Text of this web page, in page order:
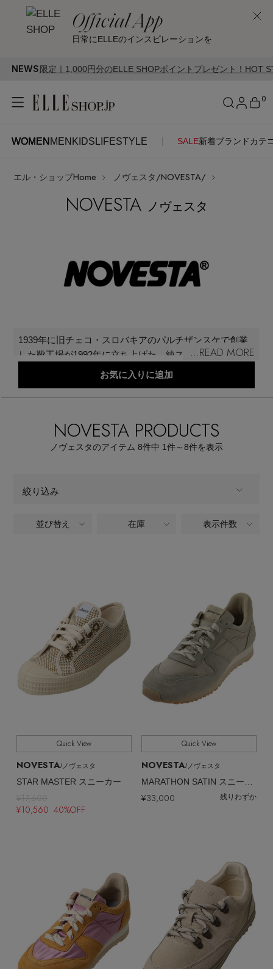
Official App
日常にELLEのインスピレーションを
NEWS
定｜1,000円分のELLE SHOPポイントプレゼント！HOT STYLE
WOMEN MEN KIDS LIFESTYLE SALE新着ブランド カテ
0
WOMENMENKIDSLIFESTYLE
再入荷アイテム
ブランド
【予約】新作ウェアをチェック
【CFCL】注目のPOP-UP
【レース】上品な透け感
【雨の日】急な雨対策グッズ
【限定】ここでしか買えないアイテム
『ELLE』最新号掲載
アイテム一覧
SALE
すべてのウェア
ブラウス・シャツ
カットソー・Tシャツ
パンツ
スカート
ルームウェア・パジャマ
すべてのシューズ
サンダル
スニーカー
フラットシューズ
バッグ・財布
すべてのバッグ・財布
ショルダーバッグ
ボディバッグ・ウェストポーチ
クラッチバッグ
ファッション小物
ストール・マフラー・ケープ
帽子・イヤーマフ
アイウェア
ベルト
すべてのアクセサリー
ピアス・イヤリング
ネックレス
コサージュ・ブローチ
ランジェリー
すべてのランジェリー
ランジェリー
すべてのスポーツ
バッグ・小物
水着・スイムウェア
特集一覧
NEW IN BRAND
ログイン
最新トレンドや限定アイテム、セール情報を
いち早くお届けします。
SUPPORT
よくあるご質問
SEE RESULTS
エル・ショップHome ノヴェスタ/NOVESTA/
NOVESTA ノヴェスタ
...READ MORE
1939年に旧チェコ・スロバキアのパルチザンスケで創業
した靴工場が1992年に立ち上げた、純スロバキア製スニ
ーカーブランド。社会主義時代に作られたマシンを使
い素朴な質感が特徴。シンプルなローカットSTAR
モデル。近年は動物性素材を一切使わないスニーカーの
開発にも注力している。
お気に入りに追加
NOVESTA PRODUCTS
ノヴェスタのアイテム 8件中 1件～8件を表示
絞り込み
商品タイプ ALL
全てのカラー
PATTERN 全てのパターン
SHOES SIZE 全てのシューズサイズ
価格 全ての価格
並び替え 在庫 表示件数
Quick View
NOVESTA/ノヴェスタ
STAR MASTER スニーカー
¥17,600
¥10,560 40%OFF
Quick View
NOVESTA/ノヴェスタ
¥33,000 残りわずか